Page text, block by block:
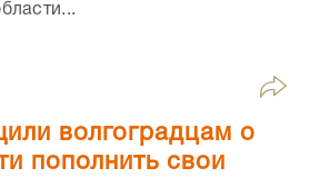
волгоградцам о
пополнить свои